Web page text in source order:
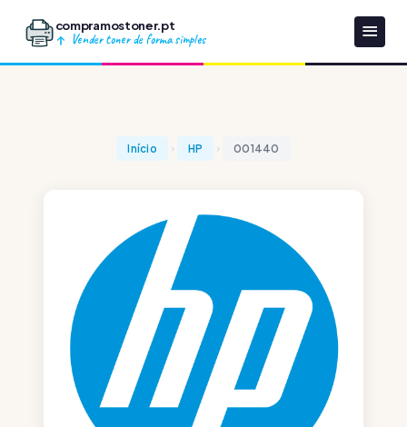
compramostoner.pt
Vender toner de forma simples
Início HP 001440